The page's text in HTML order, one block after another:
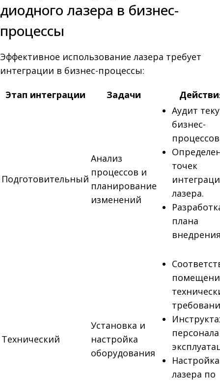
диодного лазера в бизнес-
процессы
Эффективное использование лазера требует
интеграции в бизнес-процессы:
Этап интеграции Задачи
Подготовительный
Анализ
процессов и
планирование
изменений
Аудит
бизнес-
точек
лазера.
плана
Технический
Установка и
настройка
оборудования
Настройка
лазера по